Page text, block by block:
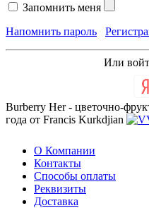
Запомнить меня
Напомнить пароль
Или
Burberry Her - цветочно-
года от Francis Kurkdjian
О Компании
Контакты
Способы оплаты
Реквизиты
Доставка